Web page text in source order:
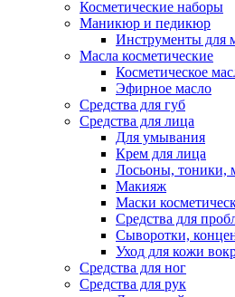
Косметические наборы
Маникюр и педикюр
Инструменты для
Масла косметические
Косметическое
Эфирное масло
Средства для губ
Средства для лица
Для умывания
Крем для лица
Лосьоны, тоники,
Макияж
Маски
Средства для
Сыворотки,
Уход для кожи
Средства для ног
Средства для рук